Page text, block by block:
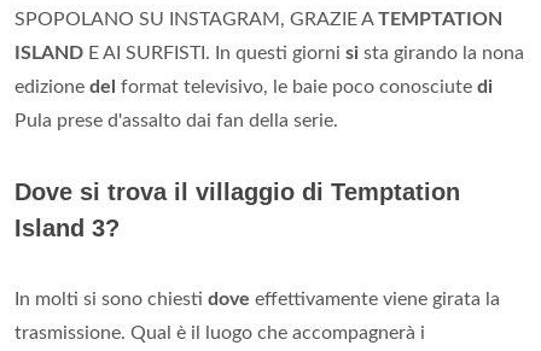
SPOPOLANO SU INSTAGRAM, GRAZIE ATEMPTATION
ISLAND E AI SURFISTI. In questi giorni si sta girando la nona
edizione del format televisivo, le baie poco conosciute di
Pula prese d'assalto dai fan della serie.
Dove si trova il villaggio di Temptation
Island 3?
In molti si sono chiesti dove effettivamente viene girata la
trasmissione. Qual è il luogo che accompagnerà i